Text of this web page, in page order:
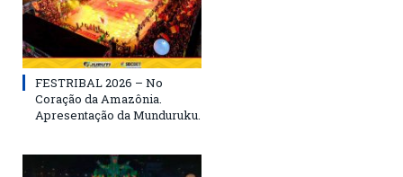
FESTRIBAL 2026 – No
Coração da Amazônia.
Apresentação da Munduruku.